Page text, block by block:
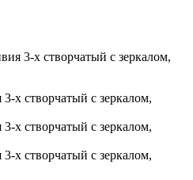
3-х створчатый с зеркалом,